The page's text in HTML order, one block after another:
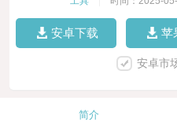
安卓下载 苹
安卓市
简介